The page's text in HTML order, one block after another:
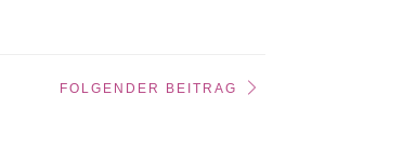
FOLGENDER BEITRAG